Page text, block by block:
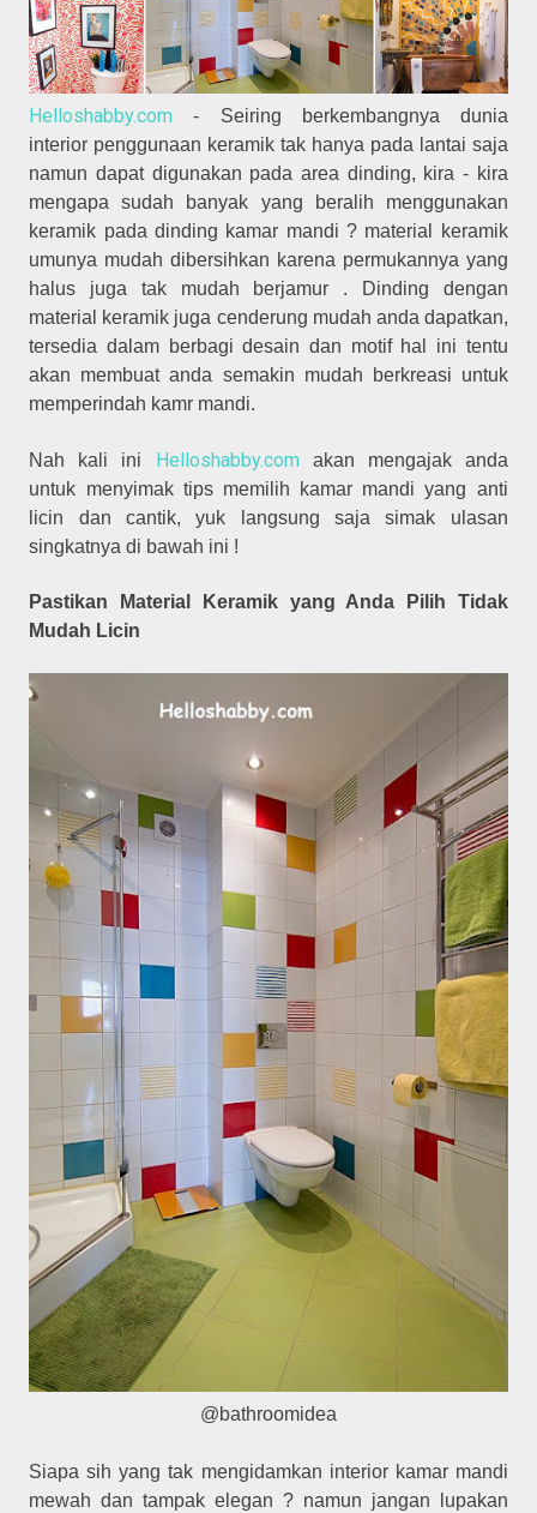
Helloshabby.com - Seiring berkembangnya dunia
interior penggunaan keramik tak hanya pada lantai saja
namun dapat digunakan pada area dinding, kira - kira
mengapa sudah banyak yang beralih menggunakan
keramik pada dinding kamar mandi ? material keramik
umunya mudah dibersihkan karena permukannya yang
halus juga tak mudah berjamur . Dinding dengan
material keramik juga cenderung mudah anda dapatkan,
tersedia dalam berbagi desain dan motif hal ini tentu
akan membuat anda semakin mudah berkreasi untuk
memperindah kamr mandi.
Nah kali ini Helloshabby.com akan mengajak anda
untuk menyimak tips memilih kamar mandi yang anti
licin dan cantik, yuk langsung saja simak ulasan
singkatnya di bawah ini !
Pastikan Material Keramik yang Anda Pilih Tidak
Mudah Licin
@bathroomidea
Siapa sih yang tak mengidamkan interior kamar mandi
mewah dan tampak elegan ? namun jangan lupakan